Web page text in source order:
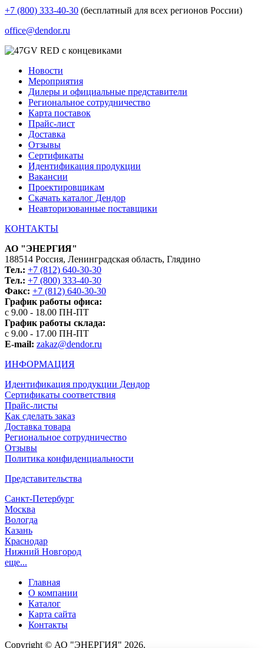
+7 (800) 333-40-30 (бесплатный для всех регионов России)
office@dendor.ru
Новости
Мероприятия
Дилеры и официальные представители
Региональное сотрудничество
Карта поставок
Прайс-лист
Доставка
Отзывы
Сертификаты
Идентификация продукции
Вакансии
Проектировщикам
Скачать каталог Дендор
Неавторизованные поставщики
КОНТАКТЫ
АО "ЭНЕРГИЯ"
188514 Россия, Ленинградская область, Глядино
Тел.: +7 (812) 640-30-30
Тел.: +7 (800) 333-40-30
Факс: +7 (812) 640-30-30
График работы офиса:
с 9.00 - 18.00 ПН-ПТ
График работы склада:
с 9.00 - 17.00 ПН-ПТ
E-mail: zakaz@dendor.ru
ИНФОРМАЦИЯ
Идентификация продукции Дендор
Сертификаты соответствия
Прайс-листы
Как сделать заказ
Доставка товара
Региональное сотрудничество
Отзывы
Политика конфиденциальности
Представительства
Санкт-Петербург
Москва
Вологда
Казань
Краснодар
Нижний Новгород
еще...
Главная
О компании
Каталог
Карта сайта
Контакты
Copyright © АО "ЭНЕРГИЯ" 2026.